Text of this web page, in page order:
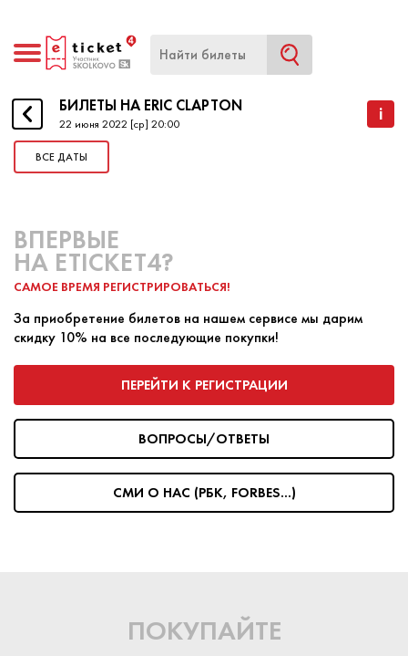
БИЛЕТЫ НА ERIC CLAPTON
НАЧАЛО
Эрик Клэптон является одним из самых уважаемых
и влиятельных рок-музыкантов. Он — единственный
музыкант, который трижды включён в Зал славы
рок-н-ролла: в качестве сольного исполнителя и
члена рок-групп Cream и The Yardbirds.
ПРОДАЖА БИЛЕТА
На сайте Eticket4 частные продавцы и билетные агенства
размещают предложения по продаже билетов.Любая
сделка является безопасной:площадка Eticket4
выступает гарантом подлинности билета. Средства
БИЛЕТЫ НА ERIC CLAPTON
22 июня 2022 [ср] 20:00 i
ВСЕ ДАТЫ
ВПЕРВЫЕ
НА ETICKET4?
САМОЕ ВРЕМЯ РЕГИСТРИРОВАТЬСЯ!
За приобретение билетов на нашем сервисе мы дарим
скидку 10% на все последующие покупки!
ПЕРЕЙТИ К РЕГИСТРАЦИИ
ВОПРОСЫ/ОТВЕТЫ
СМИ О НАС (РБК, FORBES...)
ПОКУПАЙТЕ